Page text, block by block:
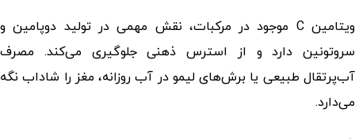
ویتامین C موجود در مرکبات، نقش مهمی در تولید دوپامین و
سروتونین دارد و از استرس ذهنی جلوگیری می‌کند. مصرف
آب‌پرتقال طبیعی یا برش‌های لیمو در آب روزانه، مغز را شاداب نگه
می‌دارد.